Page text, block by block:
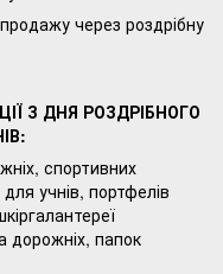
через роздрібну
З ДНЯ РОЗДРІБНОГО
спортивних
учнів, портфелів
дорожніх, папок